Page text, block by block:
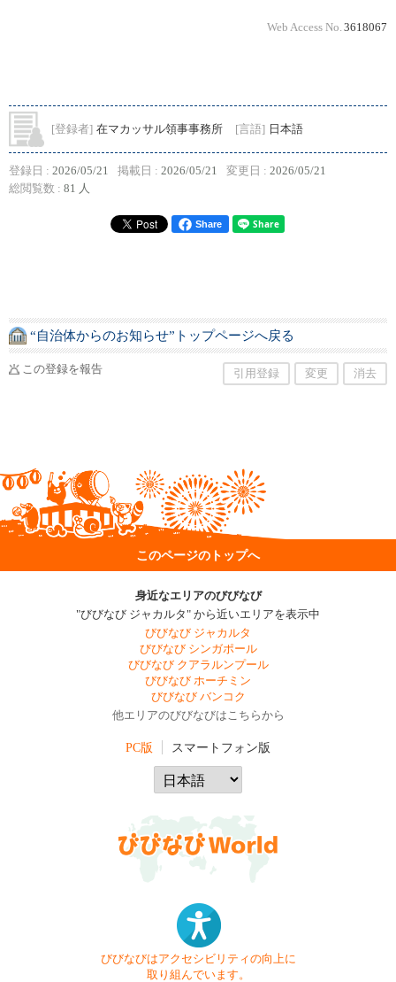
Web Access No. 3618067
[登録者] 在マカッサル領事事務所 [言語] 日本語
登録日 : 2026/05/21 掲載日 : 2026/05/21 変更日 : 2026/05/21
総閲覧数 : 81 人
Share
“自治体からのお知らせ”トップページへ戻る
この登録を報告 引用登録 変更 消去
このページのトップへ
身近なエリアのびびなび
"びびなび ジャカルタ" から近いエリアを表示中
びびなび ジャカルタ
びびなび シンガポール
びびなび クアラルンプール
びびなび ホーチミン
びびなび バンコク
他エリアのびびなびはこちらから
PC版 スマートフォン版
びびなびはアクセシビリティの向上に
取り組んでいます。